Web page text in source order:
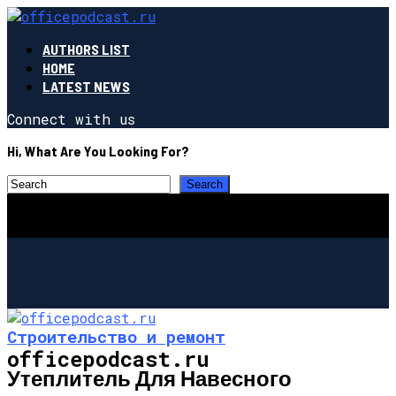
AUTHORS LIST
HOME
LATEST NEWS
Connect with us
Hi, What Are You Looking For?
officepodcast.ru
Строительство и ремонт
Утеплитель Для Навесного